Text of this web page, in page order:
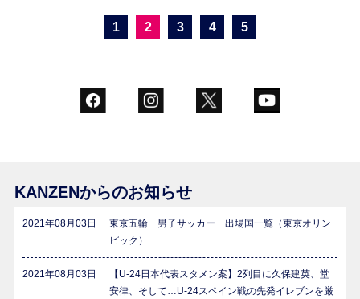
1 2 3 4 5
KANZENからのお知らせ
2021年08月03日
東京五輪 男子サッカー 出場国一覧（東京オリン
ピック）
2021年08月03日
【U-24日本代表スタメン案】2列目に久保建英、堂
安律、そして…U-24スペイン戦の先発イレブンを厳